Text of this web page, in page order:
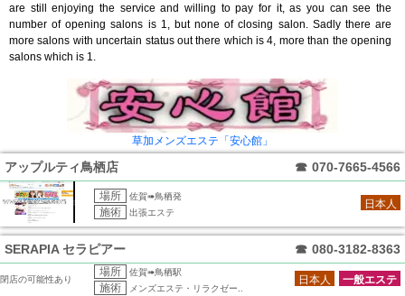
are still enjoying the service and willing to pay for it, as you can see the
number of opening salons is 1, but none of closing salon. Sadly there are
more salons with uncertain status out there which is 4, more than the opening
salons which is 1.
草加メンズエステ「安心館」
アップルティ鳥栖店 ☎ 070-7665-4566
場所 佐賀➠鳥栖発
施術 出張エステ
日本人
SERAPIA セラピアー ☎ 080-3182-8363
閉店の可能性あり
場所 佐賀➠鳥栖駅
施術 メンズエステ・リラクゼー..
一般エステ
日本人